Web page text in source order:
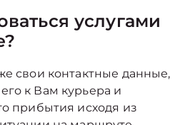
услугами
свои контактные данные,
к Вам курьера и
прибытия исходя из